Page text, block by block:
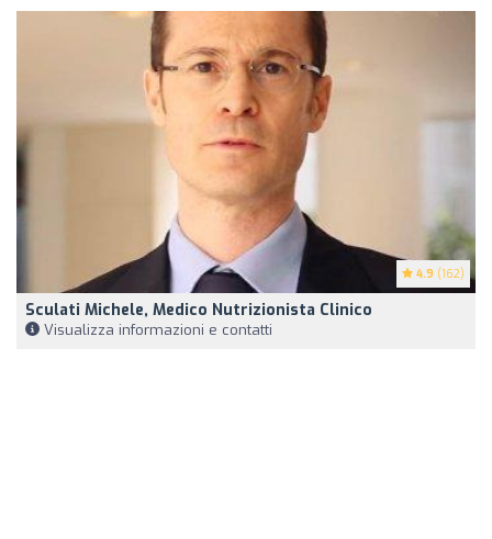
4.9 (162)
Sculati Michele, Medico Nutrizionista Clinico
Visualizza informazioni e contatti